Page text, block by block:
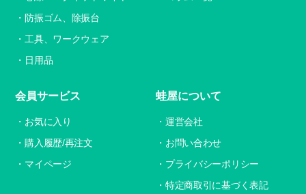
防振ゴム、除振台
工具、ワークウェア
日用品
会員サービス
お気に入り
購入履歴/再注文
マイページ
蛙屋について
運営会社
お問い合わせ
プライバシーポリシー
特定商取引に基づく表記